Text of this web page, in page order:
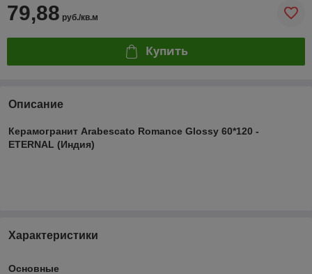
79,88 руб./кв.м
Купить
Описание
Керамогранит Arabescato Romance Glossy 60*120 -
ETERNAL (Индия)
Характеристики
Основные